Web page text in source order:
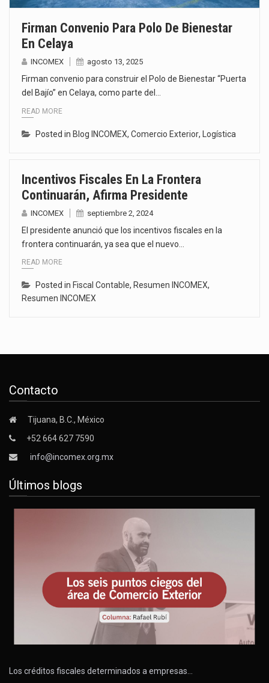
Firman Convenio Para Polo De Bienestar
En Celaya
INCOMEX agosto 13, 2025
Firman convenio para construir el Polo de Bienestar “Puerta
del Bajío” en Celaya, como parte del…
READ MORE
Posted in Blog INCOMEX, Comercio Exterior, Logística
Incentivos Fiscales En La Frontera
Continuarán, Afirma Presidente
INCOMEX septiembre 2, 2024
El presidente anunció que los incentivos fiscales en la
frontera continuarán, ya sea que el nuevo…
READ MORE
Posted in Fiscal Contable, Resumen INCOMEX,
Resumen INCOMEX
Contacto
Tijuana, B.C., México
+52 664 627 7590
info@incomex.org.mx
Últimos blogs
Los créditos fiscales determinados a empresas…